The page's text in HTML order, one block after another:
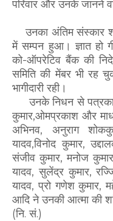
परिवार और उनके जानने
उनका अंतिम संस्कार
में सम्पन हुआ। ज्ञात हो
को-ऑपरेटिव बैंक की
समिति की मेंबर भी रह
भागीदारी रही।
उनके निधन से
कुमार,ओमप्रकाश और
अभिनव, अनुराग
यादव,विनोद कुमार,
संजीव कुमार, मनोज
यादव, सुलेंद्र कुमार,
यादव, प्रो गणेश कुमार,
आदि ने उनकी आत्मा की
(नि. सं.)